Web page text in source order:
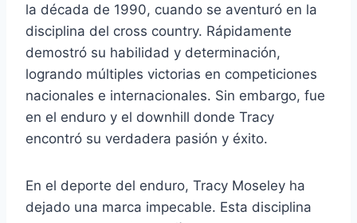
la década de 1990, cuando se aventuró en la
disciplina del cross country. Rápidamente
demostró su habilidad y determinación,
logrando múltiples victorias en competiciones
nacionales e internacionales. Sin embargo, fue
en el enduro y el downhill donde Tracy
encontró su verdadera pasión y éxito.
En el deporte del enduro, Tracy Moseley ha
dejado una marca impecable. Esta disciplina